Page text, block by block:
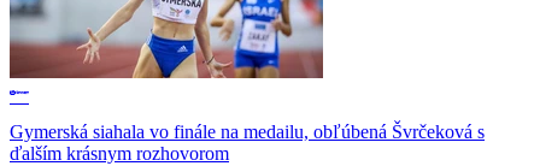
Gymerská siahala vo finále na medailu, obľúbená Švrčeková s
ďalším krásnym rozhovorom